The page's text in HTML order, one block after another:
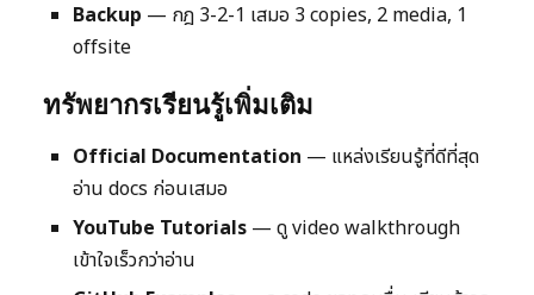
Backup — กฎ 3-2-1 เสมอ 3 copies, 2 media, 1
offsite
ทรัพยากรเรียนรู้เพิ่มเติม
Official Documentation — แหล่งเรียนรู้ที่ดีที่สุด
อ่าน docs ก่อนเสมอ
YouTube Tutorials — ดู video walkthrough
เข้าใจเร็วกว่าอ่าน